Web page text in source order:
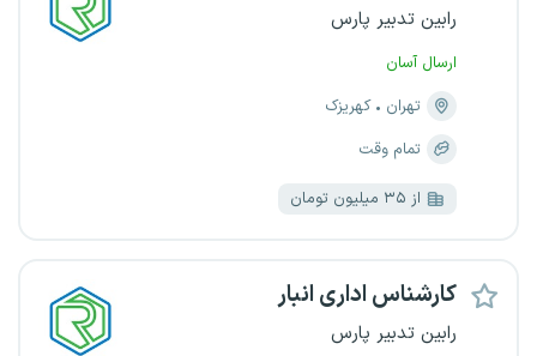
رابین تدبیر پارس
ارسال آسان
تهران
کهریزک
تمام وقت
از ۳۵ میلیون تومان
کارشناس اداری انبار
رابین تدبیر پارس